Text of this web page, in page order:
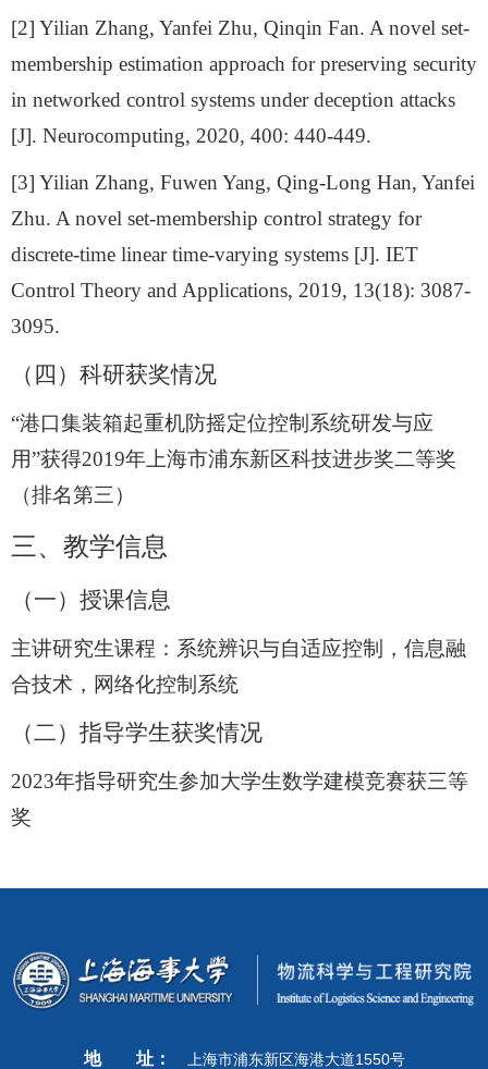
[2] Yilian Zhang, Yanfei Zhu, Qinqin Fan. A novel set-
membership estimation approach for preserving security
in networked control systems under deception attacks
[J]. Neurocomputing, 2020, 400: 440-449.
[3] Yilian Zhang, Fuwen Yang, Qing-Long Han, Yanfei
Zhu. A novel set-membership control strategy for
discrete-time linear time-varying systems [J]. IET
Control Theory and Applications, 2019, 13(18): 3087-
3095.
（四）科研获奖情况
“港口集装箱起重机防摇定位控制系统研发与应
用”获得2019年上海市浦东新区科技进步奖二等奖
（排名第三）
三、教学信息
（一）授课信息
主讲研究生课程：系统辨识与自适应控制，信息融
合技术，网络化控制系统
（二） 指导学生获奖情况
2023年指导研究生参加大学生数学建模竞赛获三等
奖
地 址： 上海市浦东新区海港大道1550号